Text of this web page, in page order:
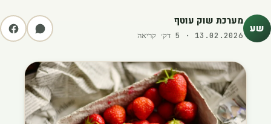
שע מערכת שוק עוטף
13.02.2026
·
5 דק׳ קריאה